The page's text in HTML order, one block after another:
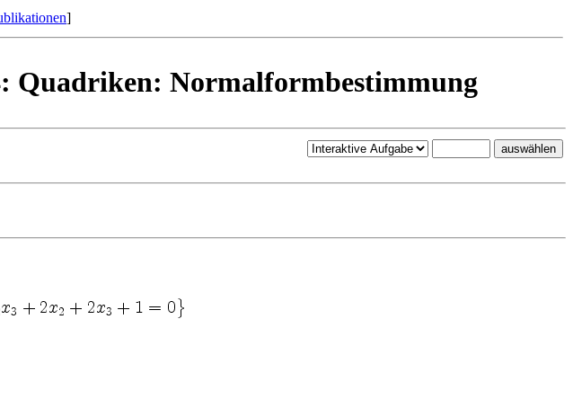
]
Quadriken: Normalformbestimmung